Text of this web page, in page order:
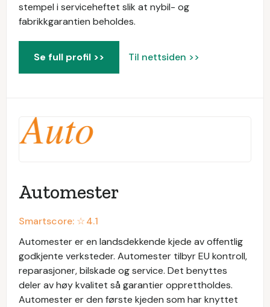
stempel i serviceheftet slik at nybil- og
fabrikkgarantien beholdes.
Se full profil >> Til nettsiden >>
Automester
Smartscore: ☆4.1
Automester er en landsdekkende kjede av offentlig
godkjente verksteder. Automester tilbyr EU kontroll,
reparasjoner, bilskade og service. Det benyttes
deler av høy kvalitet så garantier opprettholdes.
Automester er den første kjeden som har knyttet